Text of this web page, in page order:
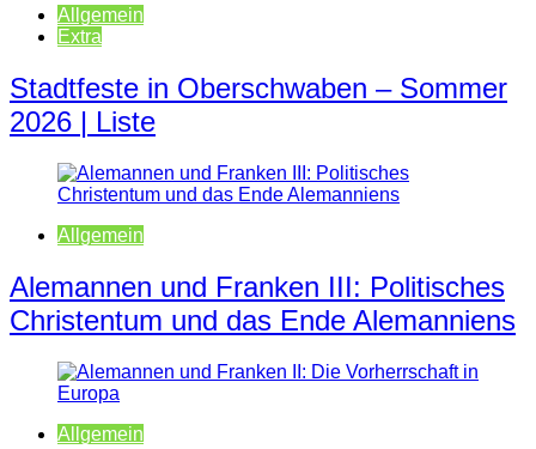
Allgemein
Extra
Stadtfeste in Oberschwaben – Sommer
2026 | Liste
Allgemein
Alemannen und Franken III: Politisches
Christentum und das Ende Alemanniens
Allgemein